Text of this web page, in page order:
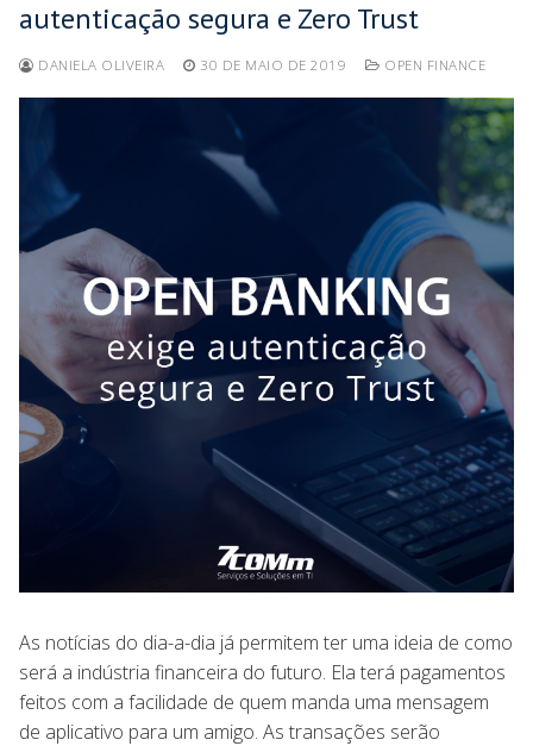
autenticação segura e Zero Trust
DANIELA OLIVEIRA 30 DE MAIO DE 2019 OPEN FINANCE
As notícias do dia-a-dia já permitem ter uma ideia de como
será a indústria financeira do futuro. Ela terá pagamentos
feitos com a facilidade de quem manda uma mensagem
de aplicativo para um amigo. As transações serão